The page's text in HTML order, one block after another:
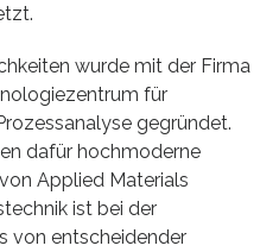
wurde mit der Firma
für
gegründet.
dafür hochmoderne
Applied Materials
ist bei der
von entscheidender